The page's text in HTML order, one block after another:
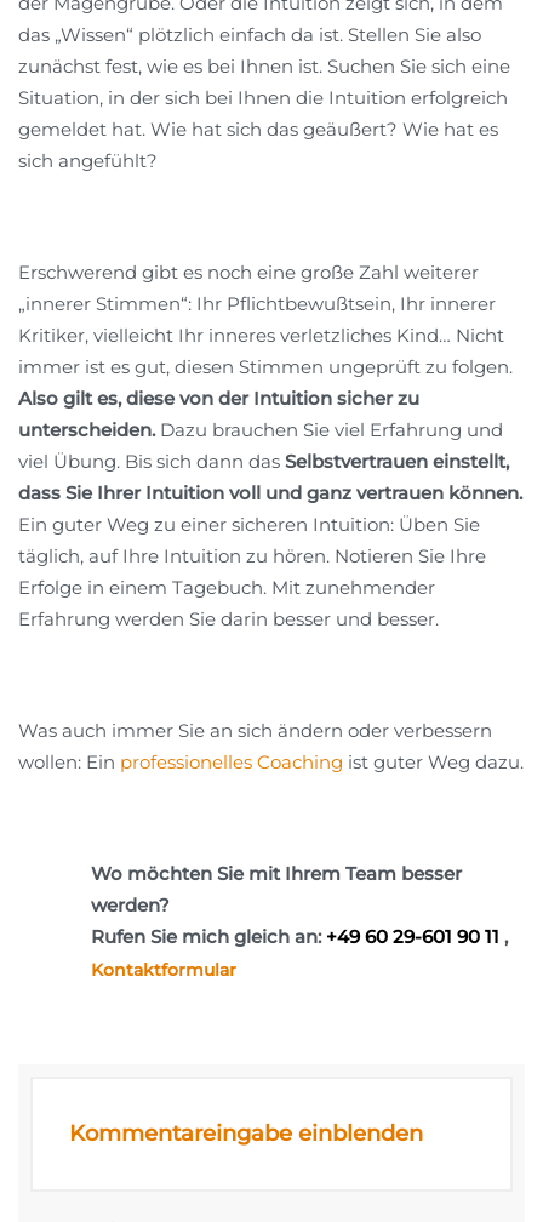
das „Wissen“ plötzlich einfach da ist. Stellen Sie also
zunächst fest, wie es bei Ihnen ist. Suchen Sie sich eine
Situation, in der sich bei Ihnen die Intuition erfolgreich
gemeldet hat. Wie hat sich das geäußert? Wie hat es
sich angefühlt?
Erschwerend gibt es noch eine große Zahl weiterer
„innerer Stimmen“: Ihr Pflichtbewußtsein, Ihr innerer
Kritiker, vielleicht Ihr inneres verletzliches Kind… Nicht
immer ist es gut, diesen Stimmen ungeprüft zu folgen.
Also gilt es, diese von der Intuition sicher zu
unterscheiden.Dazu brauchen Sie viel Erfahrung und
viel Übung. Bis sich dann das Selbstvertrauen einstellt,
dass Sie Ihrer Intuition voll und ganz vertrauen können.
Ein guter Weg zu einer sicheren Intuition: Üben Sie
täglich, auf Ihre Intuition zu hören. Notieren Sie Ihre
Erfolge in einem Tagebuch. Mit zunehmender
Erfahrung werden Sie darin besser und besser.
Was auch immer Sie an sich ändern oder verbessern
wollen: Ein professionelles Coaching ist guter Weg dazu.
Wo möchten Sie mit Ihrem Team besser
werden?
Rufen Sie mich gleich an: +49 60 29-601 90 11 ,
Kontaktformular
Kommentareingabe einblenden